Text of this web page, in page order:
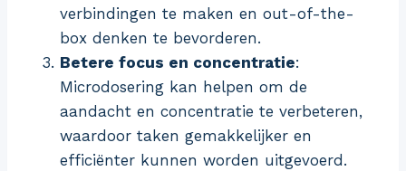
verbindingen te maken en out-of-the-
box denken te bevorderen.
Betere focus en concentratie:
Microdosering kan helpen om de
aandacht en concentratie te verbeteren,
waardoor taken gemakkelijker en
efficiënter kunnen worden uitgevoerd.